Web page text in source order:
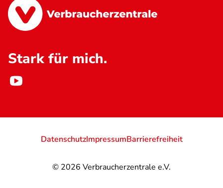
Stark für mich.
© 2026 Verbraucherzentrale e.V.
DatenschutzImpressumBarrierefreiheit